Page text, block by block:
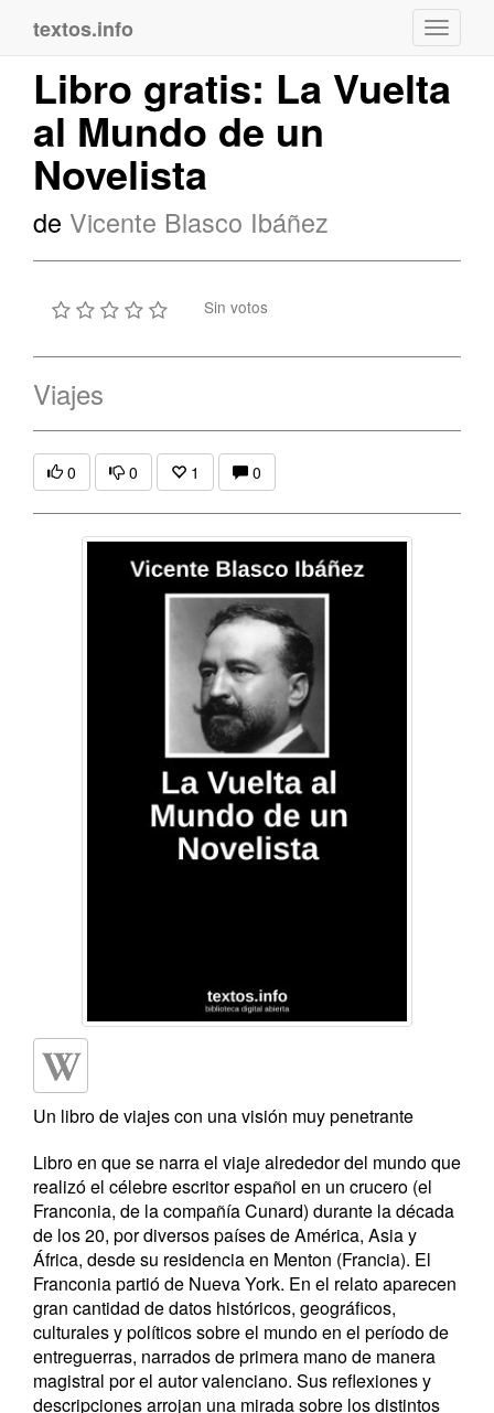
textos.info
Libro gratis: La Vuelta
al Mundo de un
Novelista
de Vicente Blasco Ibáñez
Sin votos
Viajes
0 0 1 0
Un libro de viajes con una visión muy penetrante
Libro en que se narra el viaje alrededor del mundo que
realizó el célebre escritor español en un crucero (el
Franconia, de la compañía Cunard) durante la década
de los 20, por diversos países de América, Asia y
África, desde su residencia en Menton (Francia). El
Franconia partió de Nueva York. En el relato aparecen
gran cantidad de datos históricos, geográficos,
culturales y políticos sobre el mundo en el período de
entreguerras, narrados de primera mano de manera
magistral por el autor valenciano. Sus reflexiones y
descripciones arrojan una mirada sobre los distintos